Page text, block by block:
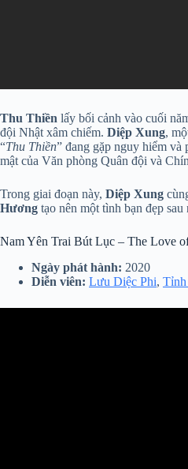
Thu Thiền lấy bối cảnh vào cuối
đội Nhật xâm chiếm. Diệp Xung,
“Thu Thiền” đang gặp nguy hiểm
mật của Văn phòng Quân đội và
Trong giai đoạn này, Diệp Xung
Hương tạo nên một tình bạn đẹp
Nam Yên Trai Bút Lục – The Love
Ngày phát hành: 2020
Diễn viên: Lưu Diệc Phi, Tỉnh